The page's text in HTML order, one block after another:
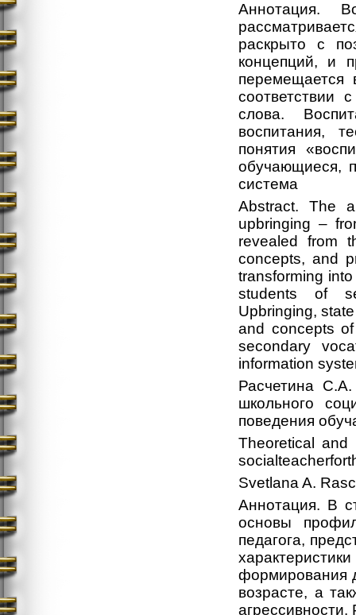
Аннотация.
раскрыто с
концепций, и
перемещается
соответствии
слова.
воспитания,
понятия
обучающиеся,
система
Abstract. The
upbringing –
revealed from
concepts, and
transforming
students of
Upbringing,
and concepts
secondary
information
Расчетина С.А.
школьного
поведения
Theoretical
Svetlana A.
Аннотация. В
основы
педагога,
формирования
возрасте, а